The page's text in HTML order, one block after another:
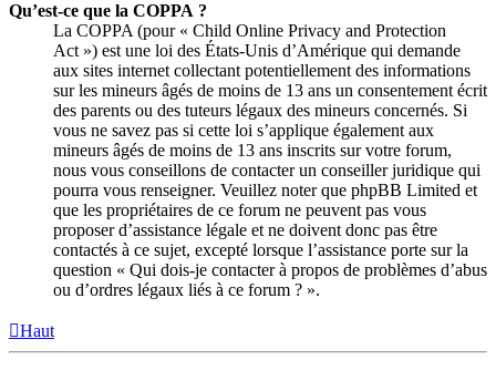
Qu’est-ce que la COPPA ?
La COPPA (pour « Child Online Privacy and Protection
Act ») est une loi des États-Unis d’Amérique qui demande
aux sites internet collectant potentiellement des informations
sur les mineurs âgés de moins de 13 ans un consentement écrit
des parents ou des tuteurs légaux des mineurs concernés. Si
vous ne savez pas si cette loi s’applique également aux
mineurs âgés de moins de 13 ans inscrits sur votre forum,
nous vous conseillons de contacter un conseiller juridique qui
pourra vous renseigner. Veuillez noter que phpBB Limited et
que les propriétaires de ce forum ne peuvent pas vous
proposer d’assistance légale et ne doivent donc pas être
contactés à ce sujet, excepté lorsque l’assistance porte sur la
question « Qui dois-je contacter à propos de problèmes d’abus
ou d’ordres légaux liés à ce forum ? ».
Haut